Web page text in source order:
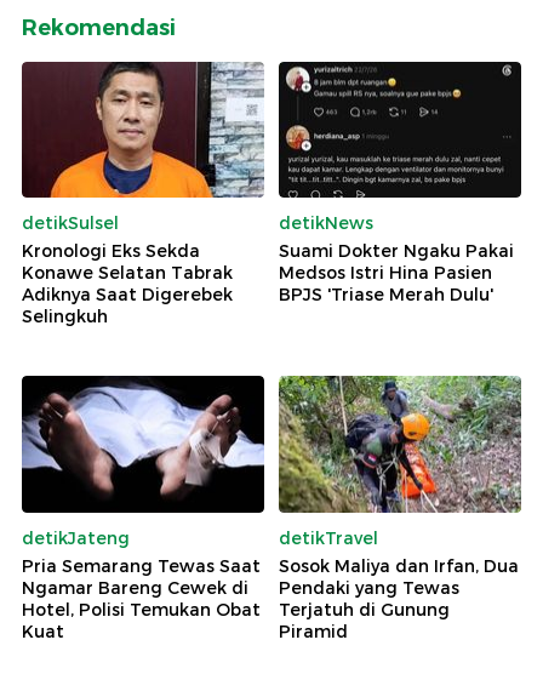
Rekomendasi
detikSulsel
Kronologi Eks Sekda
Konawe Selatan Tabrak
Adiknya Saat Digerebek
Selingkuh
detikNews
Suami Dokter Ngaku Pakai
Medsos Istri Hina Pasien
BPJS 'Triase Merah Dulu'
detikJateng
Pria Semarang Tewas Saat
Ngamar Bareng Cewek di
Hotel, Polisi Temukan Obat
Kuat
detikTravel
Sosok Maliya dan Irfan, Dua
Pendaki yang Tewas
Terjatuh di Gunung
Piramid